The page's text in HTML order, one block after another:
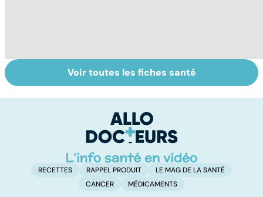
Post-partum : un
bouleversement
La tuberculose
pulmonaire
Voir toutes les fiches santé
RECETTES RAPPEL PRODUIT
LE MAG DE LA SANTÉ
CANCER
MÉDICAMENTS